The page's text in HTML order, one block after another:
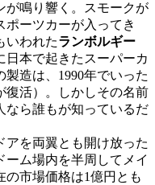
鳴り響く。スモークが
ーツカーが入ってき
いわれたランボルギー
日本で起きたスーパーカ
造は、1990年でいった
復活）。しかしその名前
なら誰もが知っているだ
を両翼とも開け放った
ーム場内を半周してメイ
の市場価格は1億円とも